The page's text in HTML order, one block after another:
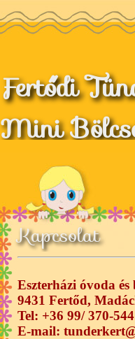
Fertődi
Mini
Kapcsolat
Eszterházi óvoda és
9431 Fertőd,
Tel: +36 99/ 370-544
E-mail: